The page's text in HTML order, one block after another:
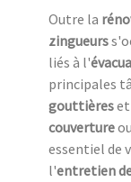
Outre la
zingueurs
liés à l'
principales
gouttièreset
couvertureou
essentiel de
l'entretien